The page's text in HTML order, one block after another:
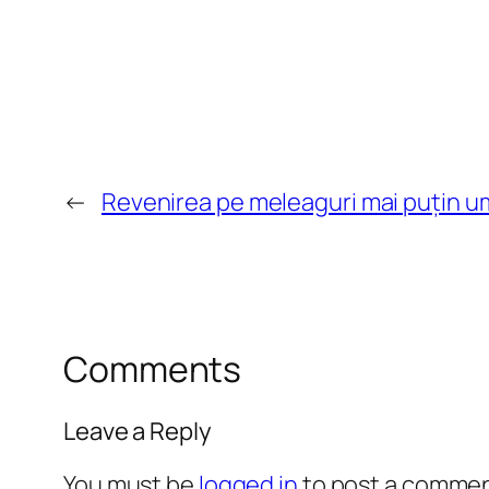
← Revenirea pe meleaguri mai puțin
Comments
Leave a Reply